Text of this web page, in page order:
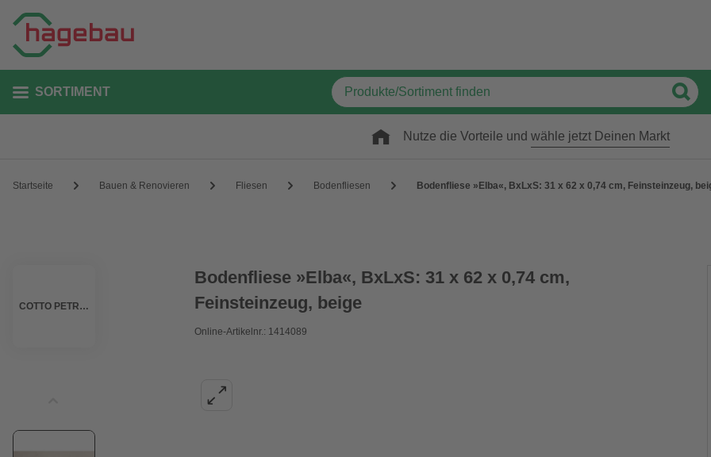
SORTIMENT
Nutze die Vorteile und wähle jetzt Deinen Markt
Startseite Bauen & Renovieren Fliesen Bodenfliesen Bodenfliese »Elba«, BxLxS: 31 x 62 x 0,74 cm, Feinsteinzeug,
COTTO PETRUS
Bodenfliese »Elba«, BxLxS: 31 x 62 x 0,74 cm,
Feinsteinzeug, beige
Online-Artikelnr.: 1414089